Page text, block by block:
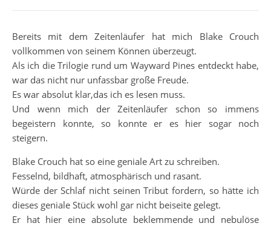
Bereits mit dem Zeitenläufer hat mich Blake Crouch
vollkommen von seinem Können überzeugt.
Als ich die Trilogie rund um Wayward Pines entdeckt habe,
war das nicht nur unfassbar große Freude.
Es war absolut klar,das ich es lesen muss.
Und wenn mich der Zeitenläufer schon so immens
begeistern konnte, so konnte er es hier sogar noch
steigern.
Blake Crouch hat so eine geniale Art zu schreiben.
Fesselnd, bildhaft, atmosphärisch und rasant.
Würde der Schlaf nicht seinen Tribut fordern, so hätte ich
dieses geniale Stück wohl gar nicht beiseite gelegt.
Er hat hier eine absolute beklemmende und nebulöse